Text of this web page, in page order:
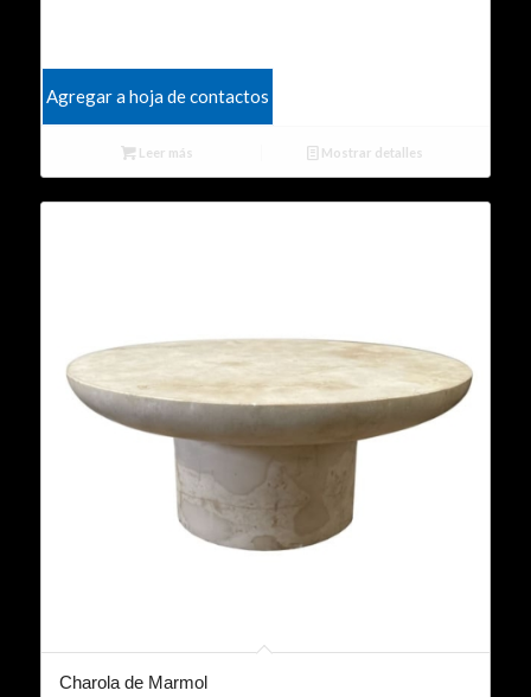
Agregar a hoja de contactos
Leer más Mostrar detalles
Charola de Marmol